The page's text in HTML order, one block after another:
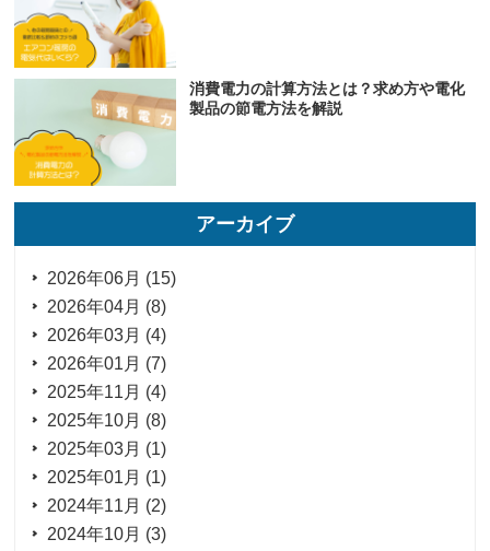
消費電力の計算方法とは？求め方や電化
製品の節電方法を解説
アーカイブ
2026年06月 (15)
2026年04月 (8)
2026年03月 (4)
2026年01月 (7)
2025年11月 (4)
2025年10月 (8)
2025年03月 (1)
2025年01月 (1)
2024年11月 (2)
2024年10月 (3)